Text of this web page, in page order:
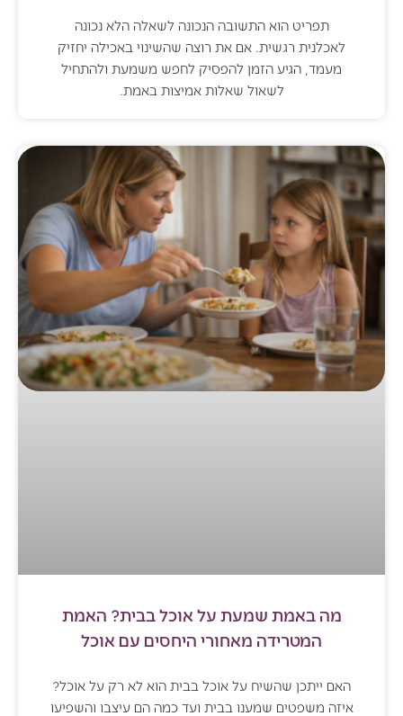
תפריט הוא התשובה הנכונה לשאלה הלא נכונה
לאכלנית רגשית. אם את רוצה שהשינוי באכילה יחזיק
מעמד, הגיע הזמן להפסיק לחפש משמעת ולהתחיל
לשאול שאלות אמיצות באמת.
מה באמת שמעת על אוכל בבית? האמת
המטרידה מאחורי היחסים עם אוכל
האם ייתכן שהשיח על אוכל בבית הוא לא רק על אוכל?
איזה משפטים שמענו בבית ועד כמה הם עיצבו והשפיעו